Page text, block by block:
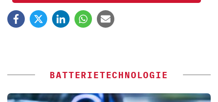
BATTERIETECHNOLOGIE